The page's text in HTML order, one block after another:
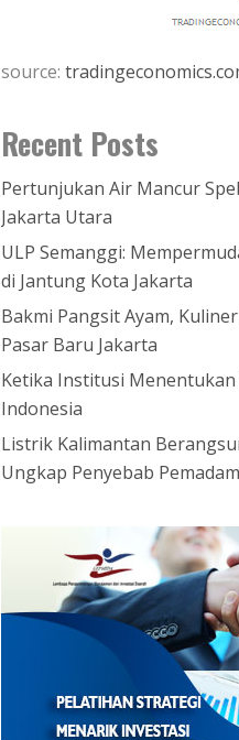
source:
Recent Posts
Pertunjukan Air Mancur
Jakarta Utara
ULP Semanggi:
di Jantung Kota Jakarta
Bakmi Pangsit Ayam,
Pasar Baru Jakarta
Ketika Institusi Menentukan
Indonesia
Listrik Kalimantan
Ungkap Penyebab